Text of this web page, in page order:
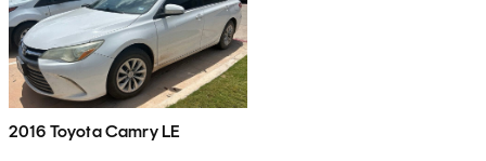
2016 Toyota Camry LE